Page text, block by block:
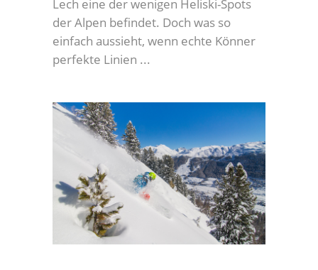
Lech eine der wenigen Heliski-Spots
der Alpen befindet. Doch was so
einfach aussieht, wenn echte Könner
perfekte Linien